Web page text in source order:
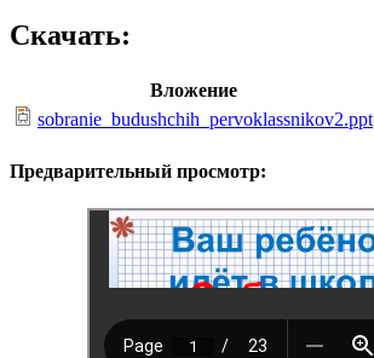
Скачать:
Вложение
sobranie_budushchih_pervoklassnikov2.ppt
Предварительный просмотр: